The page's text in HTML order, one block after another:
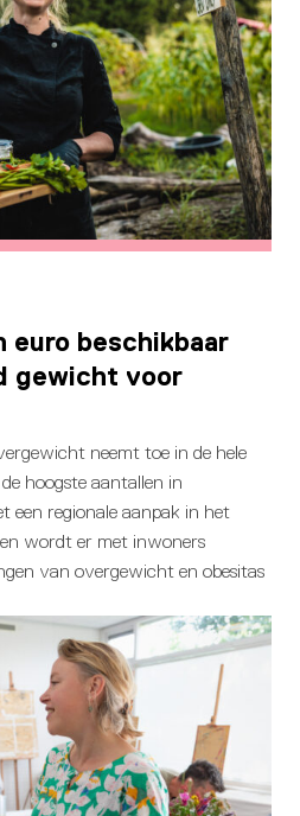
euro beschikbaar
gewicht voor
neemt toe in de hele
hoogste aantallen in
een regionale aanpak in het
wordt er met inwoners
van overgewicht en obesitas